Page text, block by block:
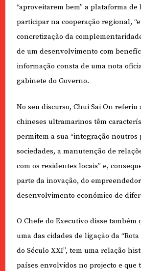
“aproveitarem bem” a plataforma de
participar na cooperação regional,
concretização da
de um desenvolvimento com
informação consta de uma nota
gabinete do Governo.
No seu discurso, Chui Sai On referiu
chineses ultramarinos têm
permitem a sua “integração noutros
sociedades, a manutenção de
com os residentes locais” e,
parte da inovação, do
desenvolvimento económico de
O Chefe do Executivo disse também
uma das cidades de ligação da
do Século XXI”, tem uma relação
países envolvidos no projecto e que